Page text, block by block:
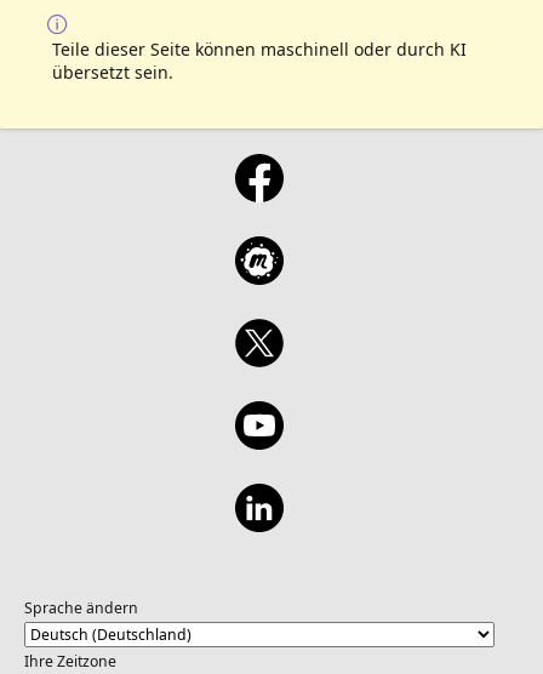
Teile dieser Seite können maschinell oder durch KI
übersetzt sein.
Sprache ändern
Ihre Zeitzone